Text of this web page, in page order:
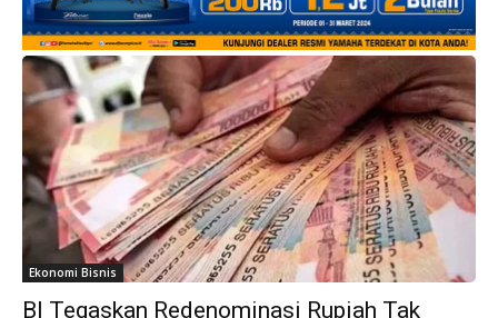
Ekonomi Bisnis
BI Tegaskan Redenominasi Rupiah Tak